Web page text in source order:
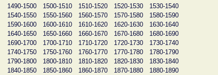
1490-1500
1500-1510 1510-1520 1520-1530
1530-1540
1540-1550
1550-1560 1560-1570 1570-1580
1580-1590
1590-1600
1600-1610 1610-1620 1620-1630
1630-1640
1640-1650
1650-1660 1660-1670 1670-1680
1680-1690
1690-1700
1700-1710 1710-1720 1720-1730
1730-1740
1740-1750
1750-1760 1760-1770 1770-1780
1780-1790
1790-1800
1800-1810 1810-1820 1820-1830
1830-1840
1840-1850
1850-1860 1860-1870 1870-1880
1880-1890